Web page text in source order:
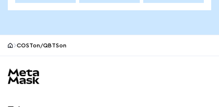
COSTon/QBTSon